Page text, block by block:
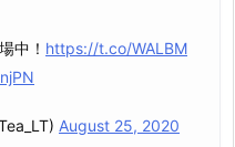
中！ https://t.co/WALBM
August 25, 2020